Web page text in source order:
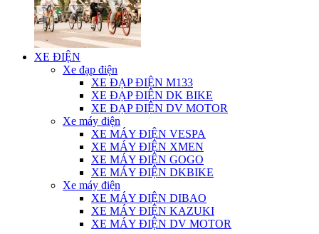
XE ĐIỆN
Xe đạp điện
XE ĐẠP ĐIỆN M133
XE ĐẠP ĐIỆN DK BIKE
XE ĐẠP ĐIỆN DV MOTOR
Xe máy điện
XE MÁY ĐIỆN VESPA
XE MÁY ĐIỆN XMEN
XE MÁY ĐIỆN GOGO
XE MÁY ĐIỆN DKBIKE
Xe máy điện
XE MÁY ĐIỆN DIBAO
XE MÁY ĐIỆN KAZUKI
XE MÁY ĐIỆN DV MOTOR